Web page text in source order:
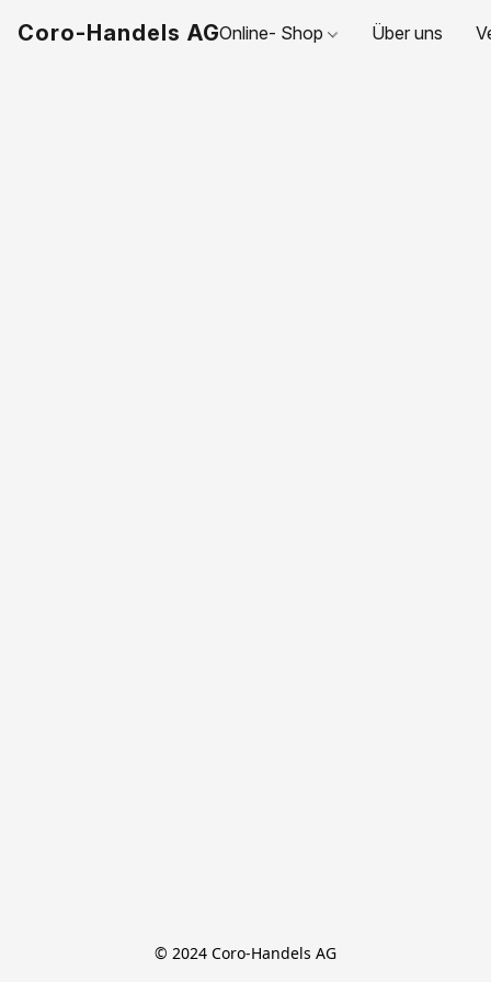
Coro-Handels AGOnline- Shop Über uns
© 2024 Coro-Handels AG